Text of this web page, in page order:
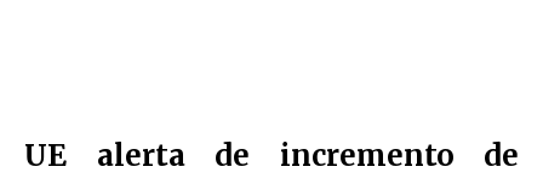
UE alerta de incremento de